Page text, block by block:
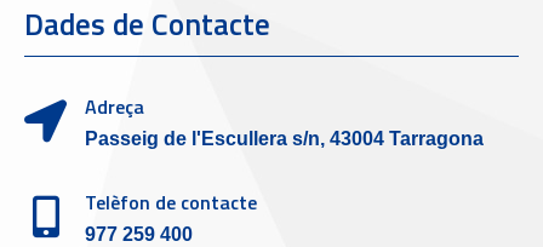
Dades de Contacte
Adreça
Passeig de l'Escullera s/n, 43004 Tarragona
Telèfon de contacte
977 259 400